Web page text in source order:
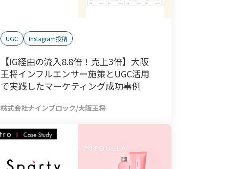
UGC Instagram投稿
【IG経由の流入8.8倍！売上3倍】大阪
王将インフルエンサー施策とUGC活用
で実践したマーケティング成功事例
株式会社ナインブロック/大阪王将